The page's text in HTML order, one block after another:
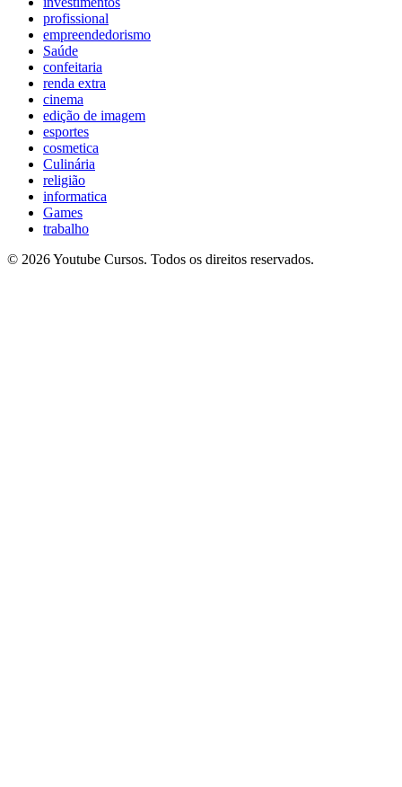
profissional
empreendedorismo
Saúde
confeitaria
renda extra
cinema
edição de imagem
esportes
cosmetica
Culinária
religião
informatica
Games
trabalho
© 2026 Youtube Cursos. Todos os direitos reservados.